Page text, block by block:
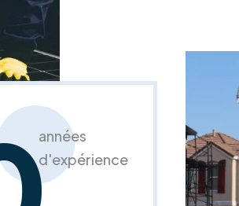
années